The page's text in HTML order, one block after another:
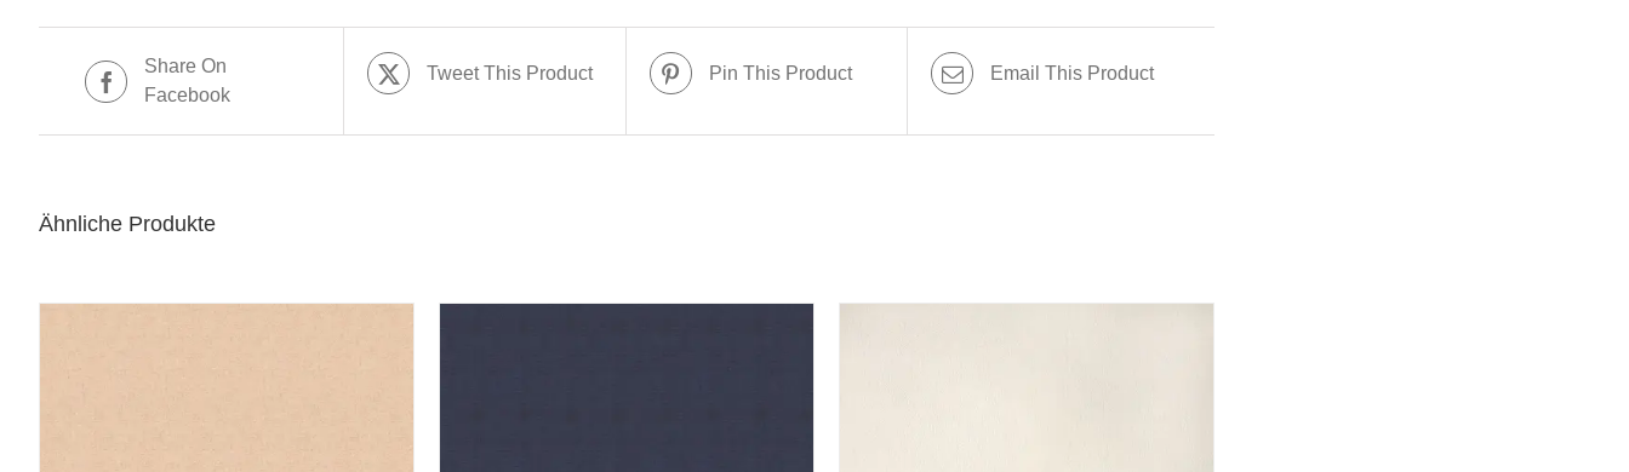
Share On
Facebook
Tweet This Product Pin This Product Email This Product
Ähnliche Produkte